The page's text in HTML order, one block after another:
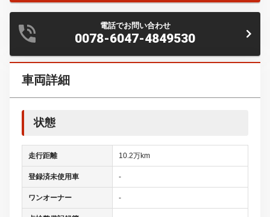
電話でお問い合わせ
0078-6047-4849530
車両詳細
状態
走行距離 10.2万km
登録済未使用車 -
ワンオーナー -